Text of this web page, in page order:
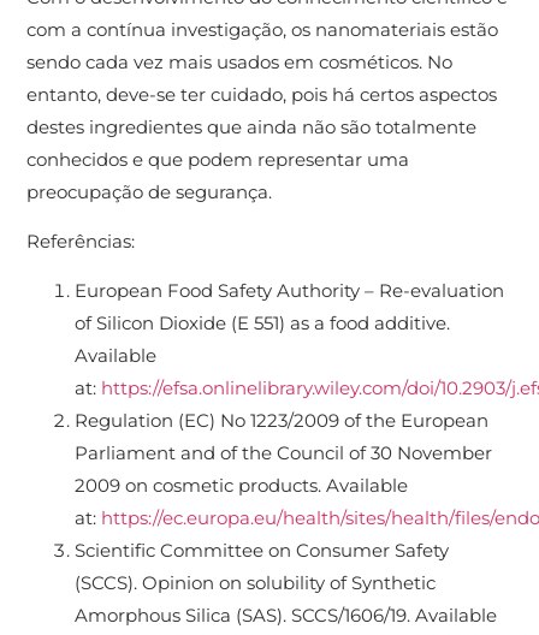
com a contínua investigação, os nanomateriais estão
sendo cada vez mais usados ​​em cosméticos. No
entanto, deve-se ter cuidado, pois há certos aspectos
destes ingredientes que ainda não são totalmente
conhecidos e que podem representar uma
preocupação de segurança.
Referências:
European Food Safety Authority – Re-evaluation
of Silicon Dioxide (E 551) as a food additive.
Available
at: https://efsa.onlinelibrary.wiley.com/doi/10.2903/
Regulation (EC) No 1223/2009 of the European
Parliament and of the Council of 30 November
2009 on cosmetic products. Available
at: https://ec.europa.eu/health/sites/health/files/
Scientific Committee on Consumer Safety
(SCCS). Opinion on solubility of Synthetic
Amorphous Silica (SAS). SCCS/1606/19. Available